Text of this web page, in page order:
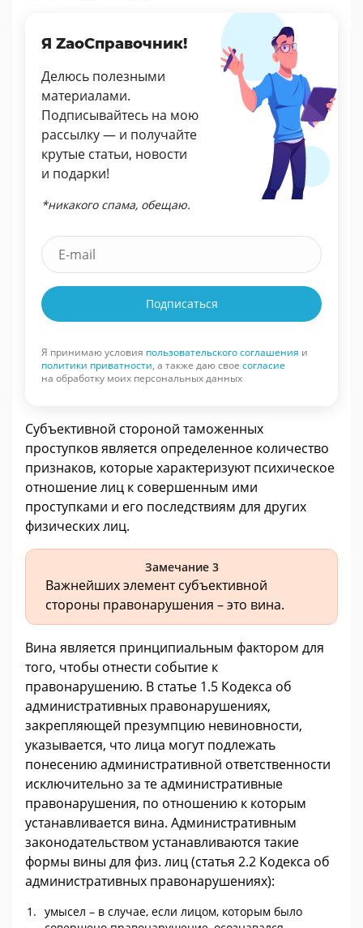
Я ZaoСправочник!
Делюсь полезными
материалами.
Подписывайтесь на мою
рассылку — и получайте
крутые статьи, новости
и подарки!
*никакого спама, обещаю.
Подписаться
Я принимаю условия пользовательского соглашения и
политики приватности, а также даю свое согласие
на обработку моих персональных данных
Субъективной стороной таможенных
проступков является определенное количество
признаков, которые характеризуют психическое
отношение лиц к совершенным ими
проступками и его последствиям для других
физических лиц.
Замечание 3
Важнейших элемент субъективной
стороны правонарушения – это вина.
Вина является принципиальным фактором для
того, чтобы отнести событие к
правонарушению. В статье 1.5 Кодекса об
административных правонарушениях,
закрепляющей презумпцию невиновности,
указывается, что лица могут подлежать
понесению административной ответственности
исключительно за те административные
правонарушения, по отношению к которым
устанавливается вина. Административным
законодательством устанавливаются такие
формы вины для физ. лиц (статья 2.2 Кодекса об
административных правонарушениях):
умысел – в случае, если лицом, которым было